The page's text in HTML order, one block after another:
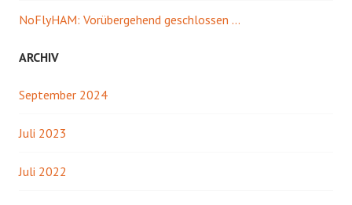
NoFlyHAM: Vorübergehend geschlossen …
ARCHIV
September 2024
Juli 2023
Juli 2022